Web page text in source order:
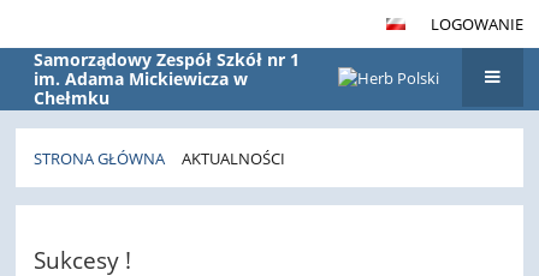
LOGOWANIE
Samorządowy Zespół Szkół nr 1
im. Adama Mickiewicza w
Chełmku
STRONA GŁÓWNA AKTUALNOŚCI
Sukcesy !